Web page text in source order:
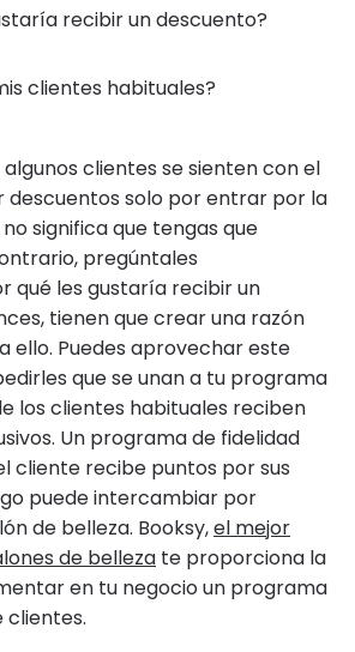
recibir un descuento?
clientes habituales?
algunos clientes se sienten con el
descuentos solo por entrar por la
significa que tengas que
pregúntales
qué les gustaría recibir un
tienen que crear una razón
ello. Puedes aprovechar este
que se unan a tu programa
los clientes habituales reciben
Un programa de fidelidad
cliente recibe puntos por sus
puede intercambiar por
de belleza. Booksy,el mejor
de belleza te proporciona la
en tu negocio un programa
clientes.